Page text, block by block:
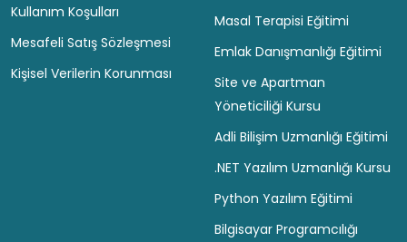
Kullanım Koşulları
Mesafeli Satış Sözleşmesi
Kişisel Verilerin Korunması
Masal Terapisi Eğitimi
Emlak Danışmanlığı Eğitimi
Site ve Apartman
Yöneticiliği Kursu
Adli Bilişim Uzmanlığı Eğitimi
.NET Yazılım Uzmanlığı Kursu
Python Yazılım Eğitimi
Bilgisayar Programcılığı